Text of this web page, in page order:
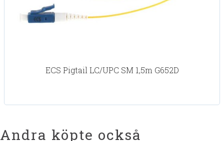
ECS Pigtail LC/UPC SM 1,5m G652D
Andra köpte också